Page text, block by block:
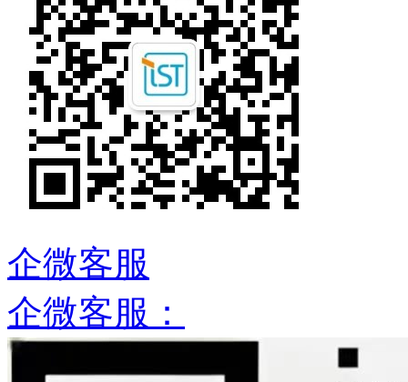
企微客服
企微客服：